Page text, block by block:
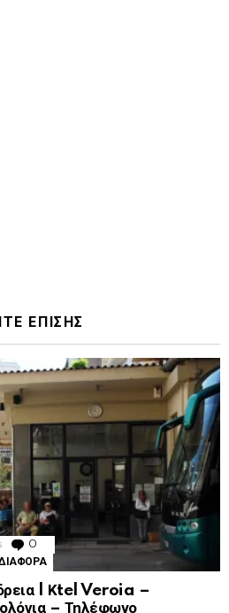
ΕΠΙΣΗΣ
0
Comments
| Κtel Veroia –
– Τηλέφωνο